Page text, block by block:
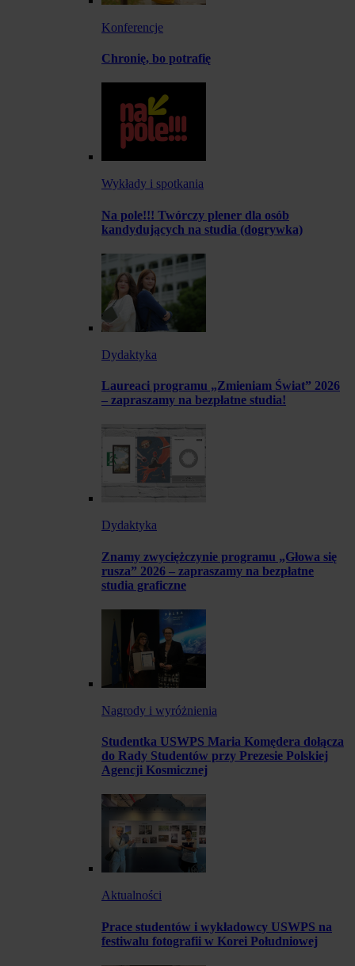
Konferencje
Chronię, bo potrafię
Wykłady i spotkania
Na pole!!! Twórczy plener dla osób
kandydujących na studia (dogrywka)
Dydaktyka
Laureaci programu „Zmieniam Świat” 2026
– zapraszamy na bezpłatne studia!
Dydaktyka
Znamy zwyciężczynie programu „Głowa się
rusza” 2026 – zapraszamy na bezpłatne
studia graficzne
Nagrody i wyróżnienia
Studentka USWPS Maria Komędera dołącza
do Rady Studentów przy Prezesie Polskiej
Agencji Kosmicznej
Aktualności
Prace studentów i wykładowcy USWPS na
festiwalu fotografii w Korei Południowej